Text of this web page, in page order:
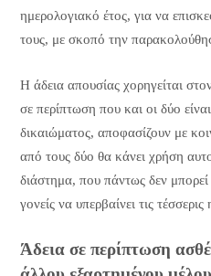
ημερολογιακό έτος, για να
τους, με σκοπό την
Η άδεια απουσίας χορηγείται
σε περίπτωση που και οι δύο
δικαιώματος, αποφασίζουν με
από τους δύο θα κάνει χρήση
διάστημα, που πάντως δεν
γονείς να υπερβαίνει τις τέσσερις
Άδεια σε περίπτωση